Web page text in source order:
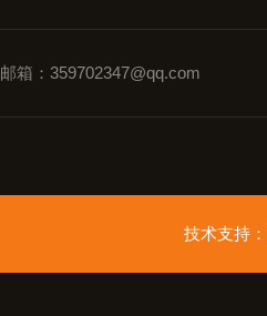
邮箱：359702347@qq.com
技术支持：